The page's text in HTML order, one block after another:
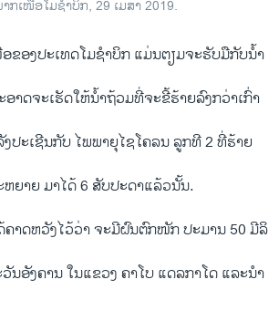
ກ​ເໜືອ​ໂມ​ຊ​ຳບິກ, 29 ເມ​ສາ 2019.
ຂອງ​ປະ​ເທດໂມ​ຊຳ​ບິກ ແມ່ນ​ຕ​ຽມຈະ​ຮັບ​ມືກັບນໍ້າ
າດ​ຈະເຮັດ​ໃຫ້​ນ້ຳ​ຖ້ວ​ມ​ທີ່​ຈະ​ຂີ້​ຮ້າຍ​ລົງ​ກວ່າ​ເກົ່າ
ປະ​ເຊີນ​ກັບ ໄພ​ພາ​ຍຸ​ໄຊ​ໂຄ​ລນ ລູກ​ທີ 2 ທີ່​ຮ້າຍ​
ຍາຍ ມາ​ໄດ້ 6 ສັບ​ປະ​ດາ​ແລ້ວ​ນັ້ນ.
ຄາດ​ຫວັງ​ໄວ້​ວ່າ ຈະ​ມີ​ຝົນ​ຕົກ​ໜັກ ປະ​ມານ 50 ມີ​ລິ​
ນ​ອັງ​ຄານ ໃນ​ແຂວງ ຄາ​ໂບ ແດ​ລ​ກາ​ໂດ ແລະ​ນຳ​